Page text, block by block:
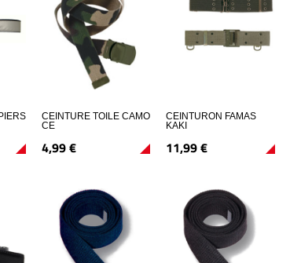
CEINTURE TOILE CAMO
CE
4,99€
CEINTURON FAMAS
KAKI
11,99€